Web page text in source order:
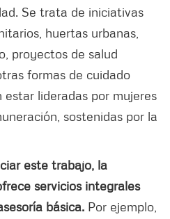
Se trata de iniciativas
huertas urbanas,
proyectos de salud
formas de cuidado
estar lideradas por mujeres
sostenidas por la
este trabajo, la
servicios integrales
básica. Por ejemplo,